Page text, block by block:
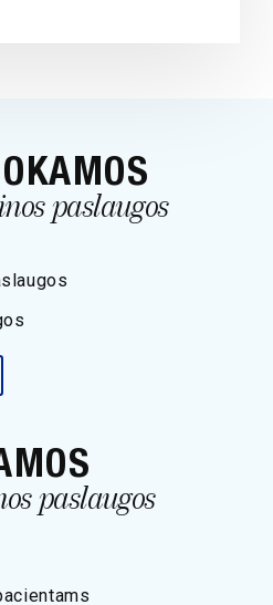
paslaugos
paslaugos